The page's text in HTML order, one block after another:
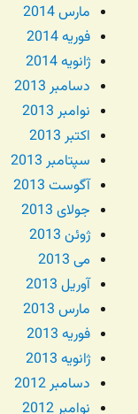
مارس 2014
فوریه 2014
ژانویه 2014
دسامبر 2013
نوامبر 2013
اکتبر 2013
سپتامبر 2013
آگوست 2013
جولای 2013
ژوئن 2013
می 2013
آوریل 2013
مارس 2013
فوریه 2013
ژانویه 2013
دسامبر 2012
نوامبر 2012